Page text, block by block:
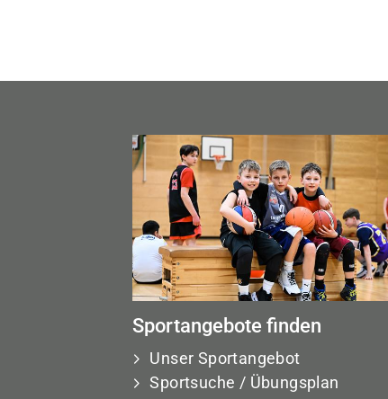
Sportangebote finden
Unser Sportangebot
Sportsuche / Übungsplan